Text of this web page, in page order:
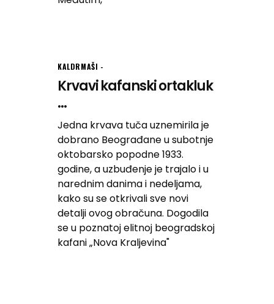
KALDRMAŠI
Krvavi kafanski ortakluk
...
Jedna krvava tuča uznemirila je
dobrano Beograđane u subotnje
oktobarsko popodne 1933.
godine, a uzbuđenje je trajalo i u
narednim danima i nedeljama,
kako su se otkrivali sve novi
detalji ovog obračuna. Dogodila
se u poznatoj elitnoj beogradskoj
kafani „Nova Kraljevina"